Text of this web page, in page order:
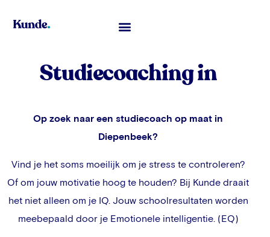
Studiecoaching in
Op zoek naar een studiecoach op maat in
Diepenbeek?
Vind je het soms moeilijk om je stress te controleren?
Of om jouw motivatie hoog te houden? Bij Kunde draait
het niet alleen om je IQ. Jouw schoolresultaten worden
meebepaald door je Emotionele intelligentie. (EQ)